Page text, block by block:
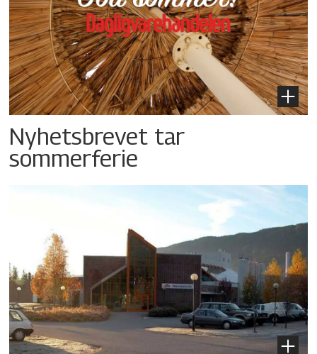
Nyhetsbrevet tar
sommerferie